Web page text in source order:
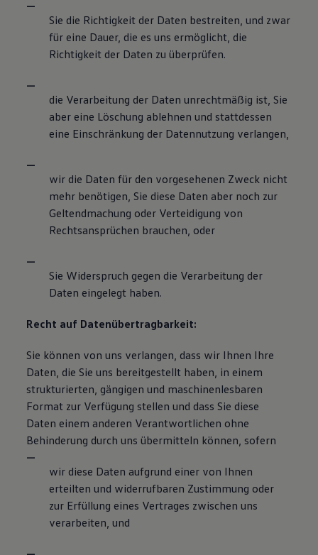
Sie die Richtigkeit der Daten bestreiten, und zwar
für eine Dauer, die es uns ermöglicht, die
Richtigkeit der Daten zu überprüfen.
die Verarbeitung der Daten unrechtmäßig ist, Sie
aber eine Löschung ablehnen und stattdessen
eine Einschränkung der Datennutzung verlangen,
wir die Daten für den vorgesehenen Zweck nicht
mehr benötigen, Sie diese Daten aber noch zur
Geltendmachung oder Verteidigung von
Rechtsansprüchen brauchen, oder
Sie Widerspruch gegen die Verarbeitung der
Daten eingelegt haben.
Recht auf Datenübertragbarkeit:
Sie können von uns verlangen, dass wir Ihnen Ihre
Daten, die Sie uns bereitgestellt haben, in einem
strukturierten, gängigen und maschinenlesbaren
Format zur Verfügung stellen und dass Sie diese
Daten einem anderen Verantwortlichen ohne
Behinderung durch uns übermitteln können, sofern
wir diese Daten aufgrund einer von Ihnen
erteilten und widerrufbaren Zustimmung oder
zur Erfüllung eines Vertrages zwischen uns
verarbeiten, und